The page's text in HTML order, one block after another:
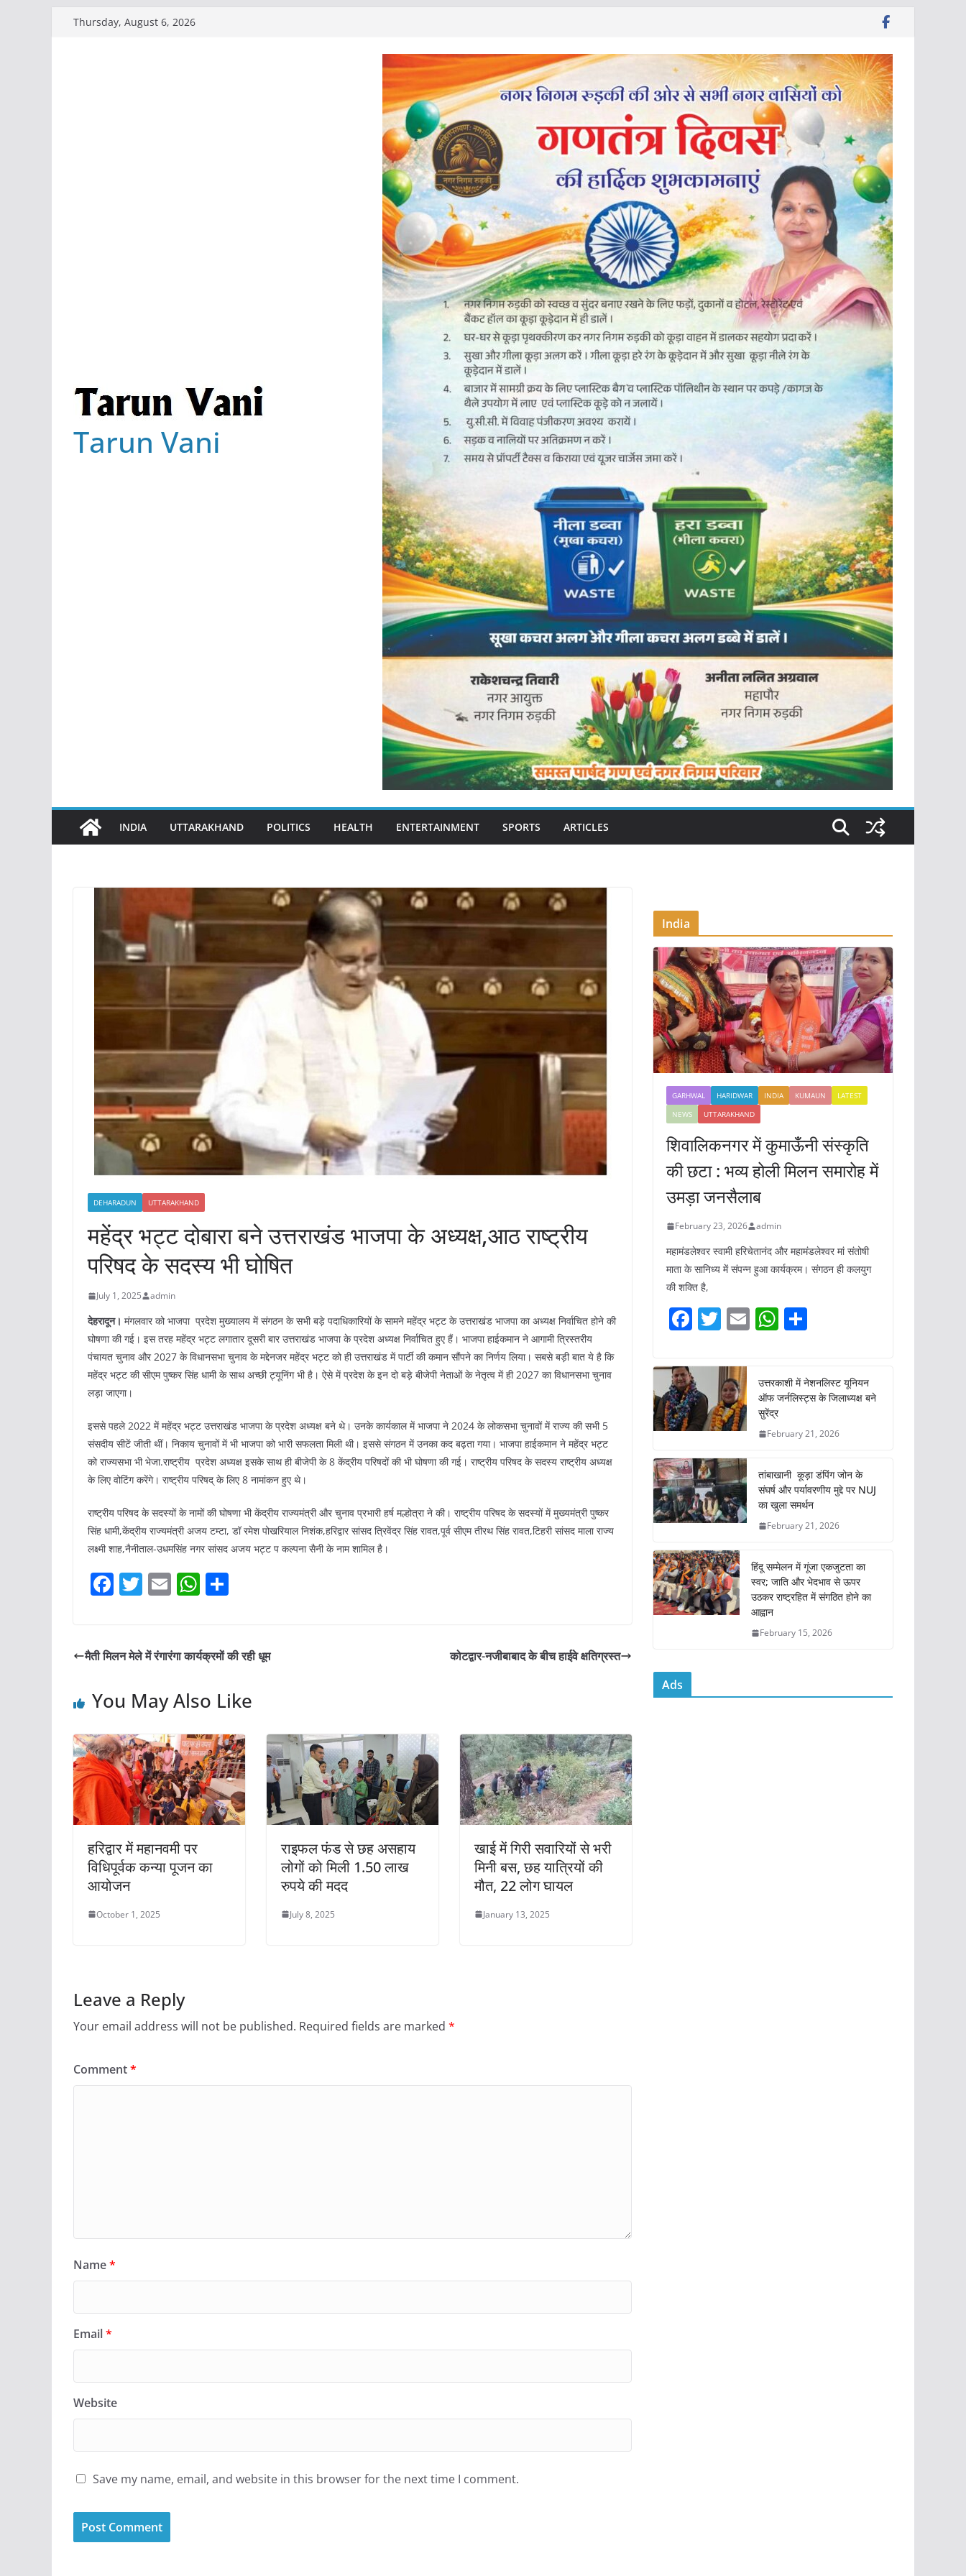
Thursday, August 6, 2026
Tarun Vani
INDIA UTTARAKHAND POLITICS HEALTH ENTERTAINMENT SPORTS ARTICLES
DEHARADUN UTTARAKHAND
महेंद्र भट्ट दोबारा बने उत्तराखंड भाजपा के अध्यक्ष,आठ राष्ट्रीय
परिषद के सदस्य भी घोषित
July 1, 2025 admin
देहरादून। मंगलवार को भाजपा प्रदेश मुख्यालय में संगठन के सभी बड़े पदाधिकारियों के सामने महेंद्र भट्ट के उत्तराखंड भाजपा का अध्यक्ष निर्वाचित होने की
घोषणा की गई। इस तरह महेंद्र भट्ट लगातार दूसरी बार उत्तराखंड भाजपा के प्रदेश अध्यक्ष निर्वाचित हुए हैं। भाजपा हाईकमान ने आगामी त्रिस्तरीय
पंचायत चुनाव और 2027 के विधानसभा चुनाव के मद्देनजर महेंद्र भट्ट को ही उत्तराखंड में पार्टी की कमान सौंपने का निर्णय लिया। सबसे बड़ी बात ये है कि
महेंद्र भट्ट की सीएम पुष्कर सिंह धामी के साथ अच्छी ट्यूनिंग भी है। ऐसे में प्रदेश के इन दो बड़े बीजेपी नेताओं के नेतृत्व में ही 2027 का विधानसभा चुनाव
लड़ा जाएगा।
इससे पहले 2022 में महेंद्र भट्ट उत्तराखंड भाजपा के प्रदेश अध्यक्ष बने थे। उनके कार्यकाल में भाजपा ने 2024 के लोकसभा चुनावों में राज्य की सभी 5
संसदीय सीटें जीती थीं। निकाय चुनावों में भी भाजपा को भारी सफलता मिली थी। इससे संगठन में उनका कद बढ़ता गया। भाजपा हाईकमान ने महेंद्र भट्ट
को राज्यसभा भी भेजा.राष्ट्रीय प्रदेश अध्यक्ष इसके साथ ही बीजेपी के 8 केंद्रीय परिषदों की भी घोषणा की गई। राष्ट्रीय परिषद के सदस्य राष्ट्रीय अध्यक्ष
के लिए वोटिंग करेंगे। राष्ट्रीय परिषद् के लिए 8 नामांकन हुए थे।
राष्ट्रीय परिषद के सदस्यों के नामों की घोषणा भी केंद्रीय राज्यमंत्री और चुनाव प्रभारी हर्ष मल्होत्रा ने की। राष्ट्रीय परिषद के सदस्यों में मुख्यमंत्री पुष्कर
सिंह धामी,केंद्रीय राज्यमंत्री अजय टम्टा, डॉ रमेश पोखरियाल निशंक,हरिद्वार सांसद त्रिवेंद्र सिंह रावत,पूर्व सीएम तीरथ सिंह रावत,टिहरी सांसद माला राज्य
लक्ष्मी शाह,नैनीताल-उधमसिंह नगर सांसद अजय भट्ट प कल्पना सैनी के नाम शामिल है।
F
e
o
k
T
er
E
l
W
s
p
e
मैती मिलन मेले में रंगारंगा कार्यक्रमों की रही धूम कोटद्वार-नजीबाबाद के बीच हाईवे क्षतिग्रस्त
You May Also Like
हरिद्वार में महानवमी पर
विधिपूर्वक कन्या पूजन का
आयोजन
October 1, 2025
राइफल फंड से छह असहाय
लोगों को मिली 1.50 लाख
रुपये की मदद
July 8, 2025
खाई में गिरी सवारियों से भरी
मिनी बस, छह यात्रियों की
मौत, 22 लोग घायल
January 13, 2025
Leave a Reply
Your email address will not be published. Required fields are marked *
Comment*
Name*
Email*
Website
Save my name, email, and website in this browser for the next time I comment.
India
GARHWAL HARIDWAR INDIA KUMAUN
LATEST
NEWS
UTTARAKHAND
शिवालिकनगर में कुमाऊँनी संस्कृति
की छटा : भव्य होली मिलन समारोह में
उमड़ा जनसैलाब
February 23, 2026 admin
महामंडलेश्वर स्वामी हरिचेतानंद और महामंडलेश्वर मां संतोषी
माता के सानिध्य में संपन्न हुआ कार्यक्रम। संगठन ही कलयुग
की शक्ति है,
F
c
e
b
o
o
k
T
itt
er
E W
s
A
p
e
उत्तरकाशी में नेशनलिस्ट यूनियन
ऑफ जर्नलिस्ट्स के जिलाध्यक्ष बने
सुरेंद्र
February 21, 2026
तांबाखानी कूड़ा डंपिंग जोन के
संघर्ष और पर्यावरणीय मुद्दे पर NUJ
का खुला समर्थन
February 21, 2026
हिंदू सम्मेलन में गूंजा एकजुटता का
स्वर; जाति और भेदभाव से ऊपर
उठकर राष्ट्रहित में संगठित होने का
आह्वान
February 15, 2026
Ads